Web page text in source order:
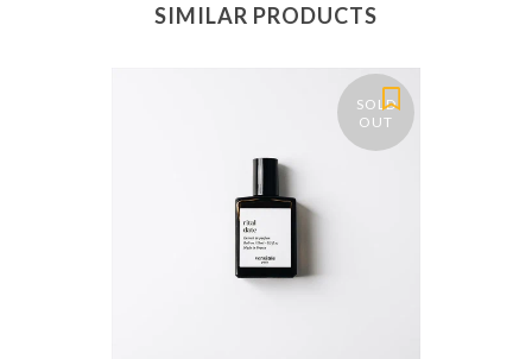
SIMILAR PRODUCTS
SOLD
OUT